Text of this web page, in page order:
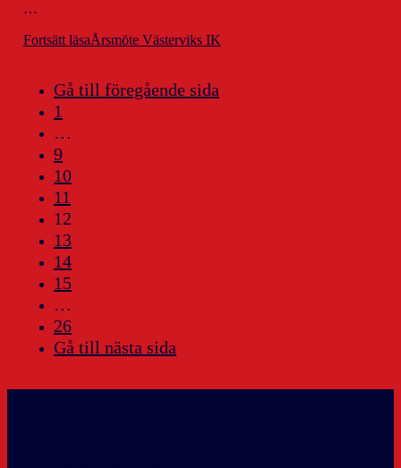
…
Fortsätt läsaÅrsmöte Västerviks IK
Gå till föregående sida
1
…
9
10
11
12
13
14
15
…
26
Gå till nästa sida